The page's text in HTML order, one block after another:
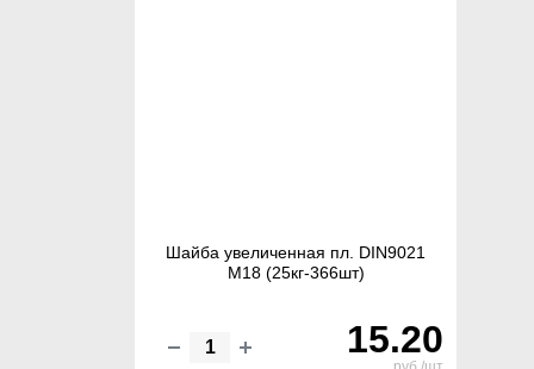
Шайба увеличенная пл. DIN9021
М18 (25кг-366шт)
15.20